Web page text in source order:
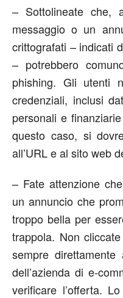
– Sottolineate che,
messaggio o un
crittografati – indicati
– potrebbero
phishing. Gli utenti
credenziali, inclusi
personali e
questo caso, si
all’URL e al sito web
– Fate attenzione
un annuncio che
troppo bella per
trappola. Non
sempre
dell’azienda di e-
verificare l’offerta.